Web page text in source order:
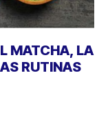
MATCHA, LA
RUTINAS